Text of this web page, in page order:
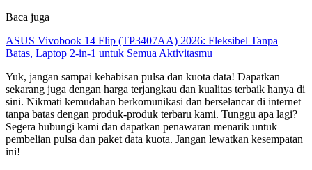
Baca juga
ASUS Vivobook 14 Flip (TP3407AA) 2026: Fleksibel Tanpa
Batas, Laptop 2-in-1 untuk Semua Aktivitasmu
Yuk, jangan sampai kehabisan pulsa dan kuota data! Dapatkan
sekarang juga dengan harga terjangkau dan kualitas terbaik hanya di
sini. Nikmati kemudahan berkomunikasi dan berselancar di internet
tanpa batas dengan produk-produk terbaru kami. Tunggu apa lagi?
Segera hubungi kami dan dapatkan penawaran menarik untuk
pembelian pulsa dan paket data kuota. Jangan lewatkan kesempatan
ini!